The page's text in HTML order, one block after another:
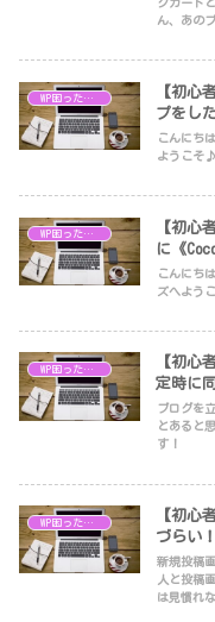
ん、あの
WP困ったシリーズ
【初心
プをし
こんにち
ようこそ♪
WP困ったシリーズ
【初心
に《
こんにち
ズへよう
WP困ったシリーズ
【初心
定時に
ブログを
とあると
す！
WP困ったシリーズ
【初心
づらい
新規投稿
人と投稿
は見慣れ